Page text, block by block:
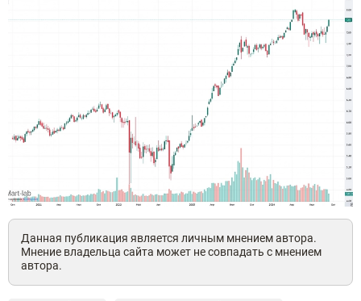
Данная публикация является личным мнением автора.
Мнение владельца сайта может не совпадать с мнением
автора.